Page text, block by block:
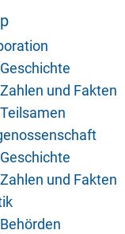
Geschichte
Zahlen und Fakten
Teilsamen
Geschichte
Zahlen und Fakten
Behörden